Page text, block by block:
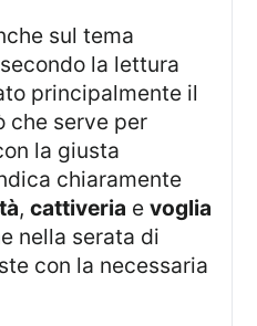
la lettura
principalmente il
che serve per
la giusta
chiaramente
,cattiveria evoglia
nella serata di
con la necessaria